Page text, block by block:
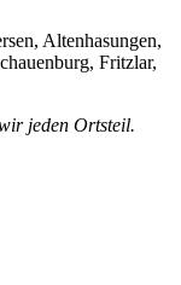
Altenhasungen,
Fritzlar,
jeden Ortsteil.